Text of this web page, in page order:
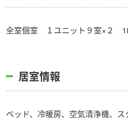
全室個室 １ユニット９室×２
居室情報
ベッド、冷暖房、空気清浄機、